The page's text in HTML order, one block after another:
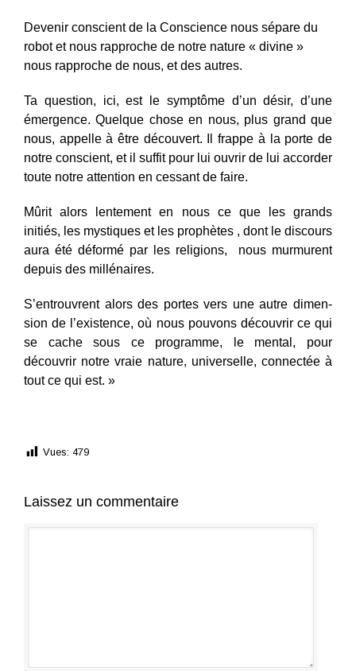
Devenir conscient de la Conscience nous sépare du
robot et nous rapproche de notre nature « divine »
nous rapproche de nous, et des autres.
Ta question, ici, est le symptôme d’un désir, d’une
émergence. Quelque chose en nous, plus grand que
nous, appelle à être découvert. Il frappe à la porte de
notre conscient, et il suffit pour lui ouvrir de lui accorder
toute notre attention en cessant de faire.
Mûrit alors lentement en nous ce que les grands
initiés, les mystiques et les prophètes , dont le discours
aura été déformé par les religions, nous murmurent
depuis des millénaires.
S’entrouvrent alors des portes vers une autre dimen­
sion de l’existence, où nous pouvons découvrir ce qui
se cache sous ce programme, le mental, pour
découvrir notre vraie nature, universelle, connectée à
tout ce qui est. »
Vues: 479
Laissez un commentaire